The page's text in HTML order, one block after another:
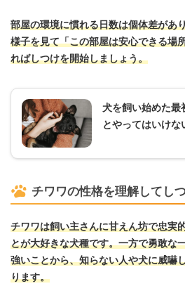
部屋の環境に慣れる日数は個体差があ
様子を見て「この部屋は安心できる場
ればしつけを開始しましょう。
犬を飼い始めた最
とやってはいけな
チワワの性格を理解してし
チワワは飼い主さんに甘えん坊で忠実
とが大好きな犬種です。一方で勇敢な
強いことから、知らない人や犬に威嚇
ります。